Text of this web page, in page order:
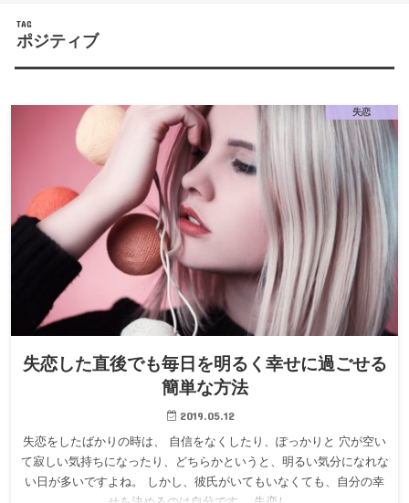
TAG
ポジティブ
失恋
失恋した直後でも毎日を明るく幸せに過ごせる
簡単な方法
2019.05.12
失恋をしたばかりの時は、 自信をなくしたり、ぽっかりと 穴が空い
て寂しい気持ちになったり、どちらかというと、明るい気分になれな
い日が多いですよね。 しかし、彼氏がいてもいなくても、自分の幸